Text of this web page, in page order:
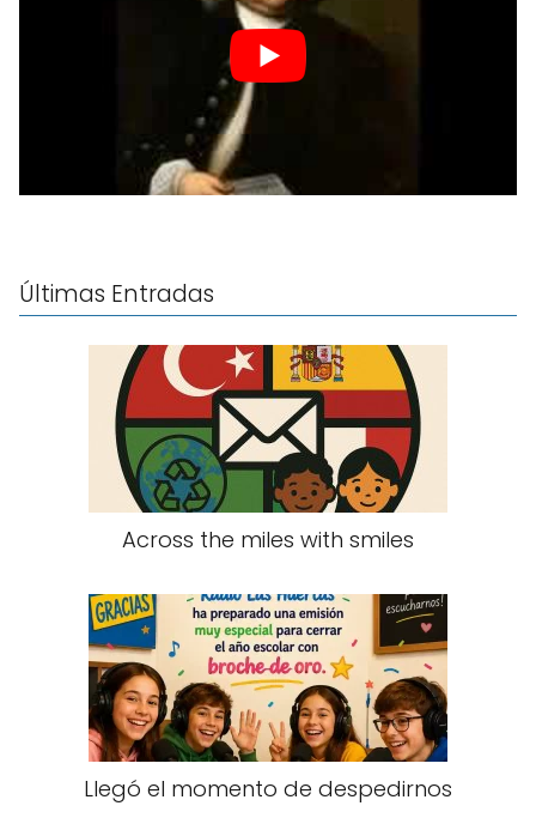
Últimas Entradas
Across the miles with smiles
Llegó el momento de despedirnos